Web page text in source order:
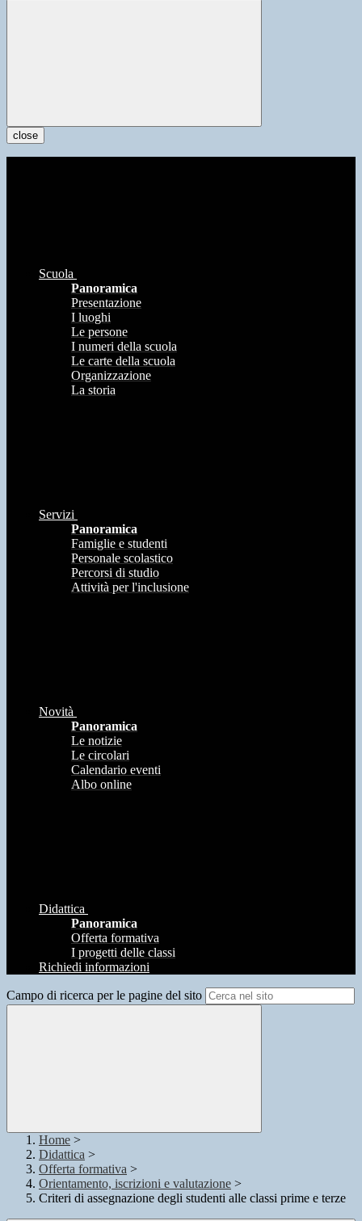
close
Scuola
Panoramica
Presentazione
I luoghi
Le persone
I numeri della scuola
Le carte della scuola
Organizzazione
La storia
Servizi
Panoramica
Famiglie e studenti
Personale scolastico
Percorsi di studio
Attività per l'inclusione
Novità
Panoramica
Le notizie
Le circolari
Calendario eventi
Albo online
Didattica
Panoramica
Offerta formativa
I progetti delle classi
Richiedi informazioni
Campo di ricerca per le pagine del sito
Home >
Didattica >
Offerta formativa >
Orientamento, iscrizioni e valutazione >
Criteri di assegnazione degli studenti alle classi prime e terze